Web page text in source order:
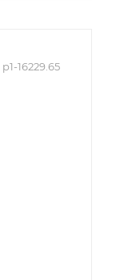
p1-16229.65